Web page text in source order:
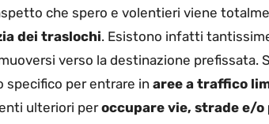
che spero e volentieri viene
dei traslochi. Esistono infatti
verso la destinazione prefissata.
specifico per entrare in aree a traffico
ulteriori peroccupare vie, strade e/